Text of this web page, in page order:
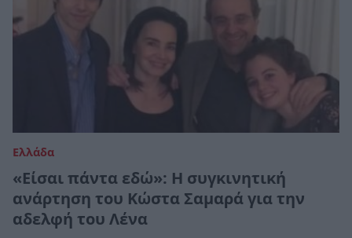
Ελλάδα
«Είσαι πάντα εδώ»: Η συγκινητική
ανάρτηση του Κώστα Σαμαρά για την
αδελφή του Λένα